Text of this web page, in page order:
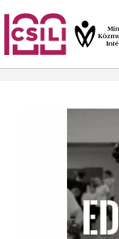
Skip
to
content